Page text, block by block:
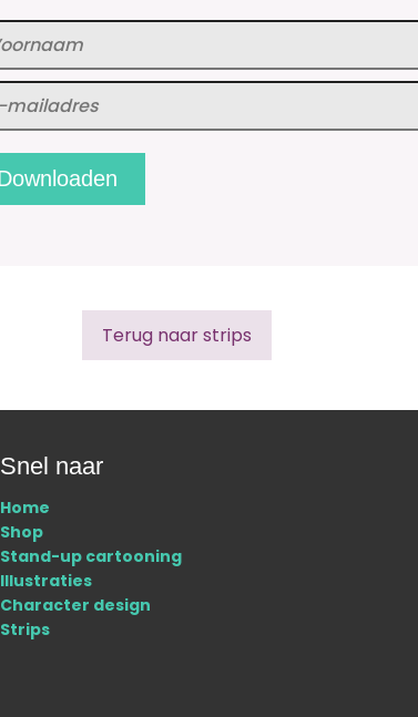
Terug naar strips
Snel naar
Home
Shop
Stand-up cartooning
Illustraties
Character design
Strips